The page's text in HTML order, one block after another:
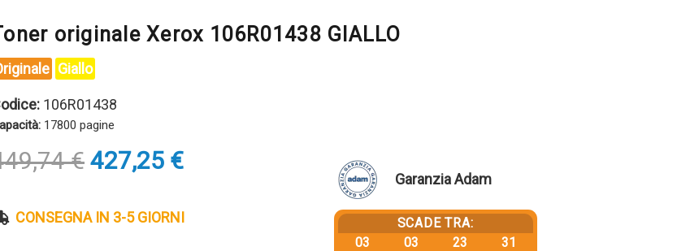
originale Xerox 106R01438 GIALLO
Giallo
106R01438
17800 pagine
€ Il
prezzo
era:
427,25 €Il
è:
CONSEGNA IN 3-5 GIORNI
Garanzia Adam
SCADE TRA:
03
03
23
30